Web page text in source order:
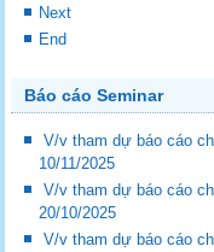
Next
End
Báo cáo Seminar
V/v tham dự báo cáo
10/11/2025
V/v tham dự báo cáo
20/10/2025
V/v tham dự báo cáo